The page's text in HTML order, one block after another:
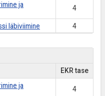
ja
4
läbiviimine 4
EKR tase
ja
4